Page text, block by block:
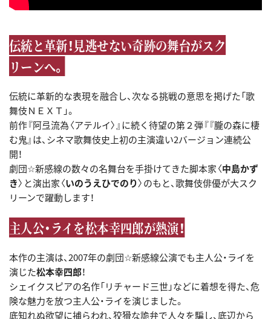
伝統と革新！見逃せない奇跡の舞台がスク
リーンへ。
伝統に革新的な表現を融合し、次なる挑戦の意思を掲げた「歌
舞伎ＮＥＸＴ」。
前作『阿弖流為〈アテルイ〉』に続く待望の第２弾『『朧の森に棲
む鬼』は、シネマ歌舞伎史上初の主演違い2バージョン連続公
開！
劇団☆新感線の数々の名舞台を手掛けてきた脚本家〈中島かず
き〉と演出家〈いのうえひでのり〉のもと、歌舞伎俳優が大スク
リーンで躍動します！
主人公・ライを松本幸四郎が熱演！
本作の主演は、2007年の劇団☆新感線公演でも主人公・ライを
演じた松本幸四郎！
シェイクスピアの名作「リチャード三世」などに着想を得た、危
険な魅力を放つ主人公・ライを演じました。
底知れぬ欲望に捕らわれ、狡猾な詭弁で人々を騙し、底辺から